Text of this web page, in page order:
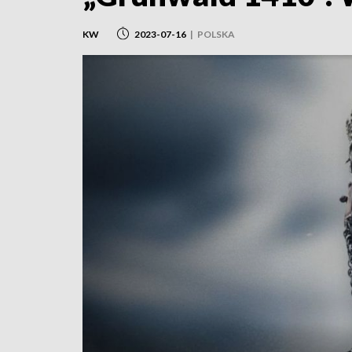
KW 2023-07-16 | POLSKA